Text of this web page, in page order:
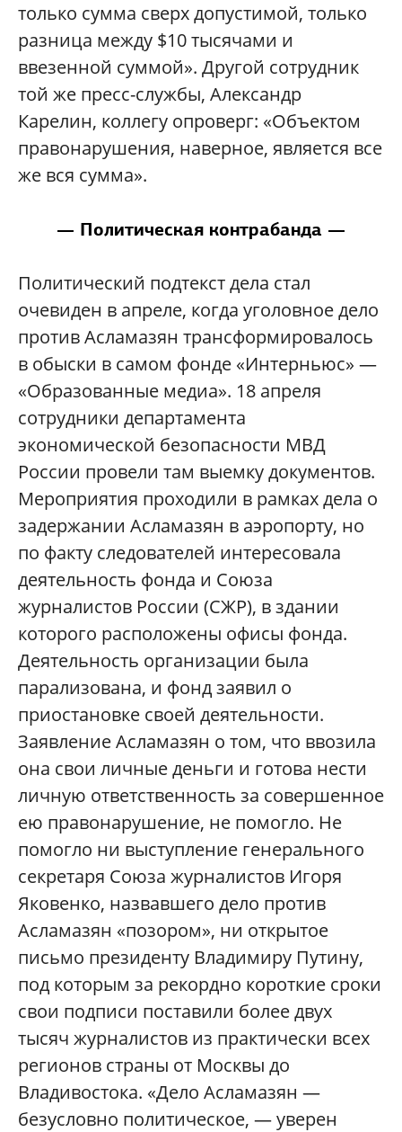
только сумма сверх допустимой, только
разница между $10 тысячами и
ввезенной суммой». Другой сотрудник
той же пресс-службы, Александр
Карелин, коллегу опроверг: «Объектом
правонарушения, наверное, является все
же вся сумма».
— Политическая контрабанда —
Политический подтекст дела стал
очевиден в апреле, когда уголовное дело
против Асламазян трансформировалось
в обыски в самом фонде «Интерньюс» —
«Образованные медиа». 18 апреля
сотрудники департамента
экономической безопасности МВД
России провели там выемку документов.
Мероприятия проходили в рамках дела о
задержании Асламазян в аэропорту, но
по факту следователей интересовала
деятельность фонда и Союза
журналистов России (СЖР), в здании
которого расположены офисы фонда.
Деятельность организации была
парализована, и фонд заявил о
приостановке своей деятельности.
Заявление Асламазян о том, что ввозила
она свои личные деньги и готова нести
личную ответственность за совершенное
ею правонарушение, не помогло. Не
помогло ни выступление генерального
секретаря Союза журналистов Игоря
Яковенко, назвавшего дело против
Асламазян «позором», ни открытое
письмо президенту Владимиру Путину,
под которым за рекордно короткие сроки
свои подписи поставили более двух
тысяч журналистов из практически всех
регионов страны от Москвы до
Владивостока. «Дело Асламазян —
безусловно политическое, — уверен